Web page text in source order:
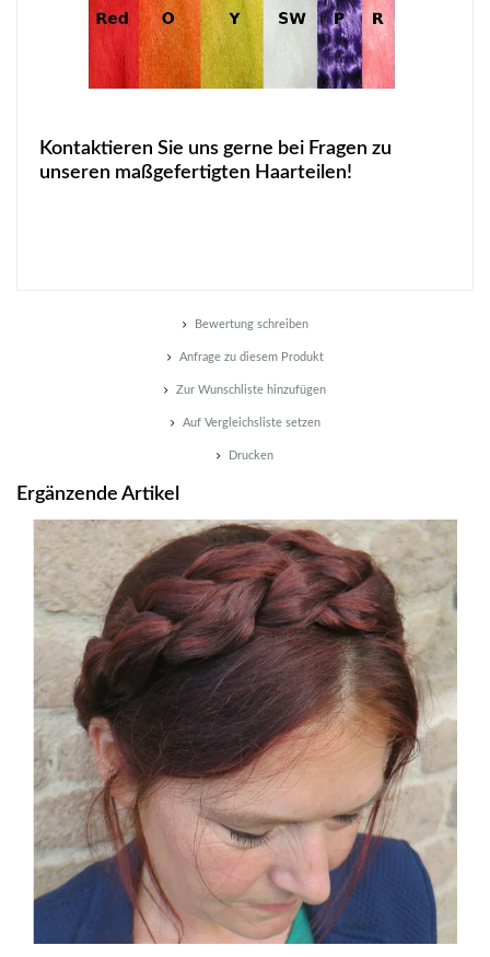
Kontaktieren Sie uns gerne bei Fragen zu
unseren maßgefertigten Haarteilen!
Bewertung schreiben
Anfrage zu diesem Produkt
Zur Wunschliste hinzufügen
Auf Vergleichsliste setzen
Drucken
Ergänzende Artikel